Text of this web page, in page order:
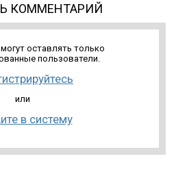
КОММЕНТАРИЙ
оставлять только
пользователи.
или
в систему